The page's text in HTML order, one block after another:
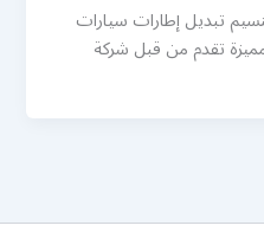
تبديل إطارات سيارات
تقدم من قبل شركة